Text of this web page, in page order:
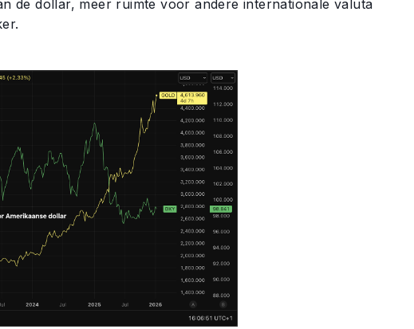
de dollar, meer ruimte voor andere internationale valuta